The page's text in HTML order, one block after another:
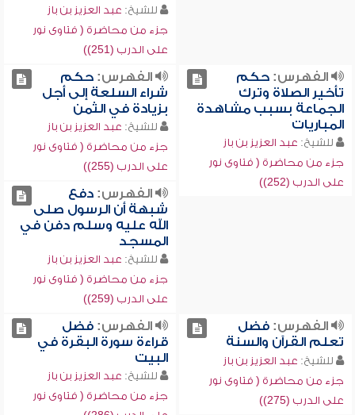
للشيخ: عبد العزيز بن باز
جزء من محاضرة ( فتاوى نور
على الدرب (251))
الفهرس:حكم
تأخير الصلاة وترك
الجماعة بسبب مشاهدة
المباريات
للشيخ: عبد العزيز بن باز
جزء من محاضرة ( فتاوى نور
على الدرب (252))
الفهرس:حكم
شراء السلعة إلى أجل
بزيادة في الثمن
للشيخ: عبد العزيز بن باز
جزء من محاضرة ( فتاوى نور
على الدرب (255))
الفهرس:دفع
شبهة أن الرسول صلى
الله عليه وسلم دفن في
المسجد
للشيخ: عبد العزيز بن باز
جزء من محاضرة ( فتاوى نور
على الدرب (259))
الفهرس:فضل
تعلم القرآن والسنة
للشيخ: عبد العزيز بن باز
جزء من محاضرة ( فتاوى نور
على الدرب (275))
الفهرس:فضل
قراءة سورة البقرة في
البيت
للشيخ: عبد العزيز بن باز
جزء من محاضرة ( فتاوى نور